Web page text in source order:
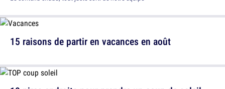
15 raisons de partir en vacances en août